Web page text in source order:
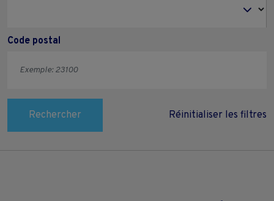
Code postal
Rechercher Réinitialiser les filtres